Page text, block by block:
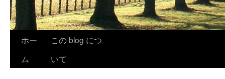
ホー
ム
この blog につ
いて